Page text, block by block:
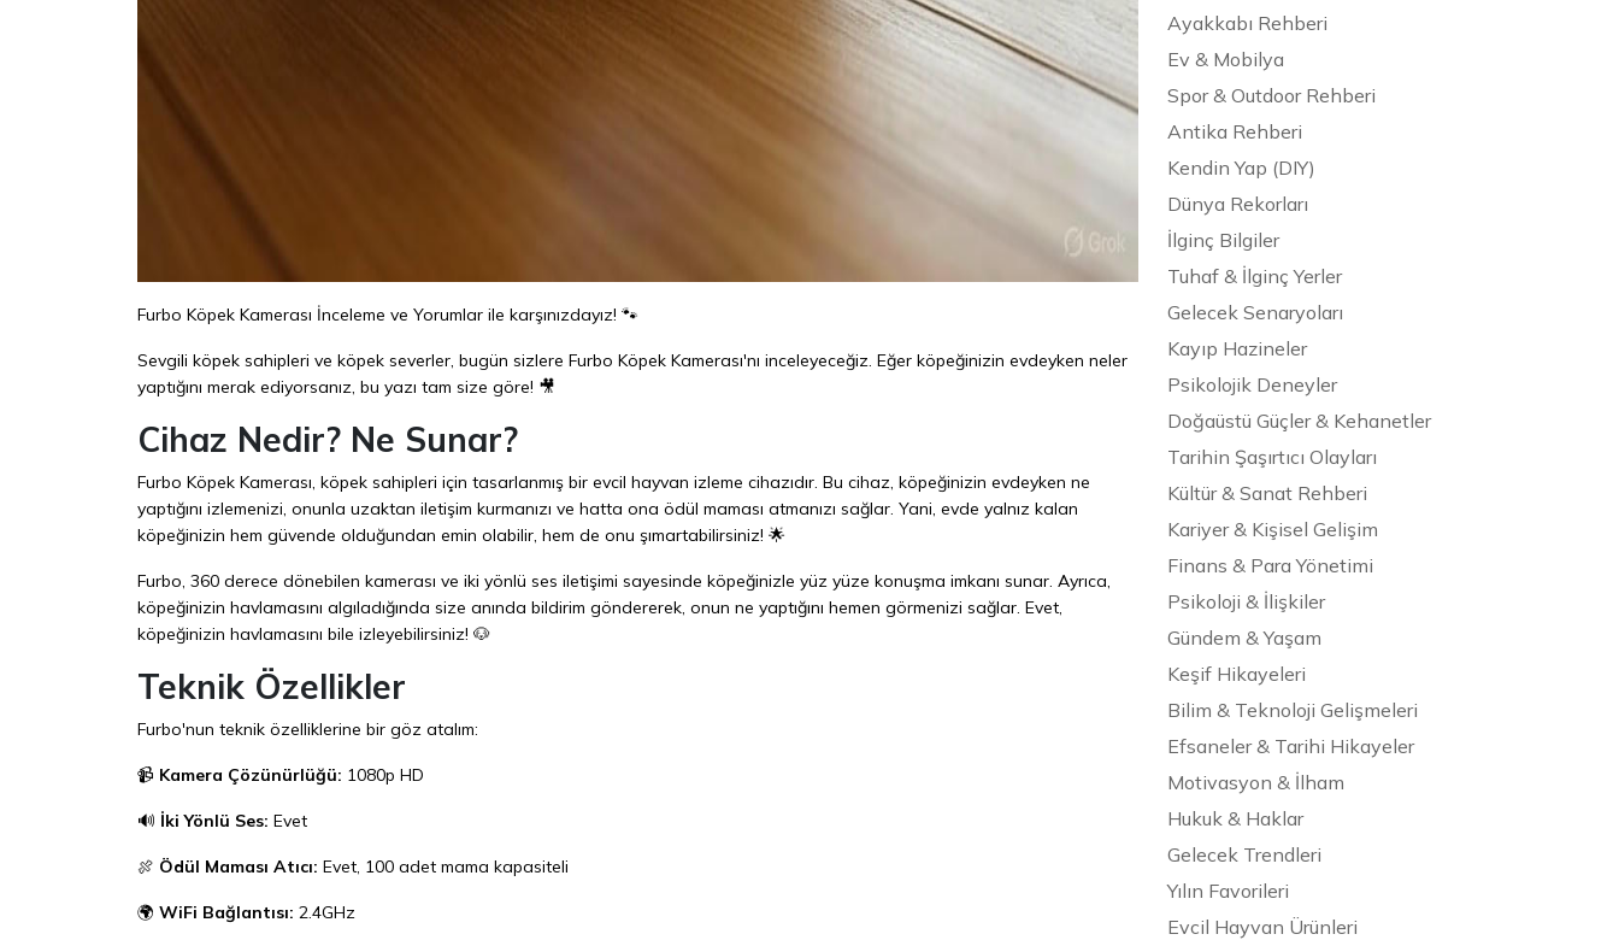
Furbo Köpek Kamerası İnceleme ve Yorumlar ile karşınızdayız! 🐾
Sevgili köpek sahipleri ve köpek severler, bugün sizlere Furbo Köpek Kamerası'nı inceleyeceğiz. Eğer köpeğinizin evdeyken neler
yaptığını merak ediyorsanız, bu yazı tam size göre! 🎥
Cihaz Nedir? Ne Sunar?
Furbo Köpek Kamerası, köpek sahipleri için tasarlanmış bir evcil hayvan izleme cihazıdır. Bu cihaz, köpeğinizin evdeyken ne
yaptığını izlemenizi, onunla uzaktan iletişim kurmanızı ve hatta ona ödül maması atmanızı sağlar. Yani, evde yalnız kalan
köpeğinizin hem güvende olduğundan emin olabilir, hem de onu şımartabilirsiniz! 🌟
Furbo, 360 derece dönebilen kamerası ve iki yönlü ses iletişimi sayesinde köpeğinizle yüz yüze konuşma imkanı sunar. Ayrıca,
köpeğinizin havlamasını algıladığında size anında bildirim göndererek, onun ne yaptığını hemen görmenizi sağlar. Evet,
köpeğinizin havlamasını bile izleyebilirsiniz! 🐶
Teknik Özellikler
Furbo'nun teknik özelliklerine bir göz atalım:
📹 Kamera Çözünürlüğü: 1080p HD
🔊 İki Yönlü Ses: Evet
🍖 Ödül Maması Atıcı: Evet, 100 adet mama kapasiteli
🌍 WiFi Bağlantısı: 2.4GHz
Ayakkabı Rehberi
Ev & Mobilya
Spor & Outdoor Rehberi
Antika Rehberi
Kendin Yap (DIY)
Dünya Rekorları
İlginç Bilgiler
Tuhaf & İlginç Yerler
Gelecek Senaryoları
Kayıp Hazineler
Psikolojik Deneyler
Doğaüstü Güçler & Kehanetler
Tarihin Şaşırtıcı Olayları
Kültür & Sanat Rehberi
Kariyer & Kişisel Gelişim
Finans & Para Yönetimi
Psikoloji & İlişkiler
Gündem & Yaşam
Keşif Hikayeleri
Bilim & Teknoloji Gelişmeleri
Efsaneler & Tarihi Hikayeler
Motivasyon & İlham
Hukuk & Haklar
Gelecek Trendleri
Yılın Favorileri
Evcil Hayvan Ürünleri